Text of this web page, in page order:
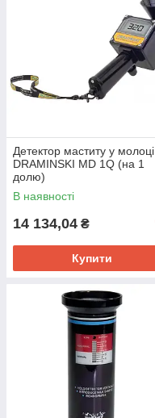
Детектор маститу у молоці
DRAMINSKI MD 1Q (на 1
долю)
В наявності
14 134,04 ₴
Купити